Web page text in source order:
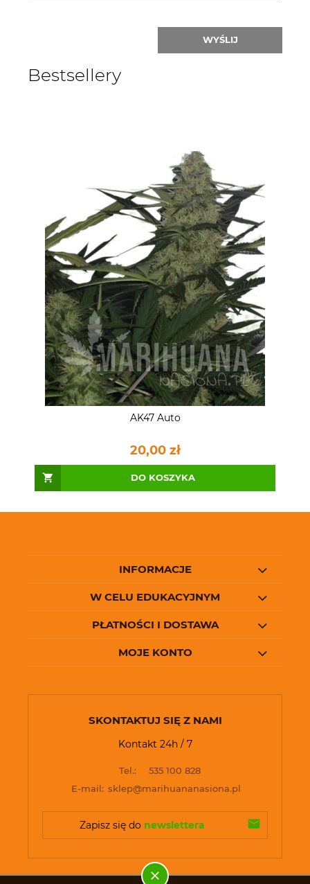
WYŚLIJ
Bestsellery
AK47 Auto
20,00 zł
DO KOSZYKA
INFORMACJE
W CELU EDUKACYJNYM
PŁATNOŚCI I DOSTAWA
MOJE KONTO
SKONTAKTUJ SIĘ Z NAMI
Kontakt 24h / 7
Tel.:
535 100 828
E-mail: sklep@marihuananasiona.pl
Zapisz się do newslettera